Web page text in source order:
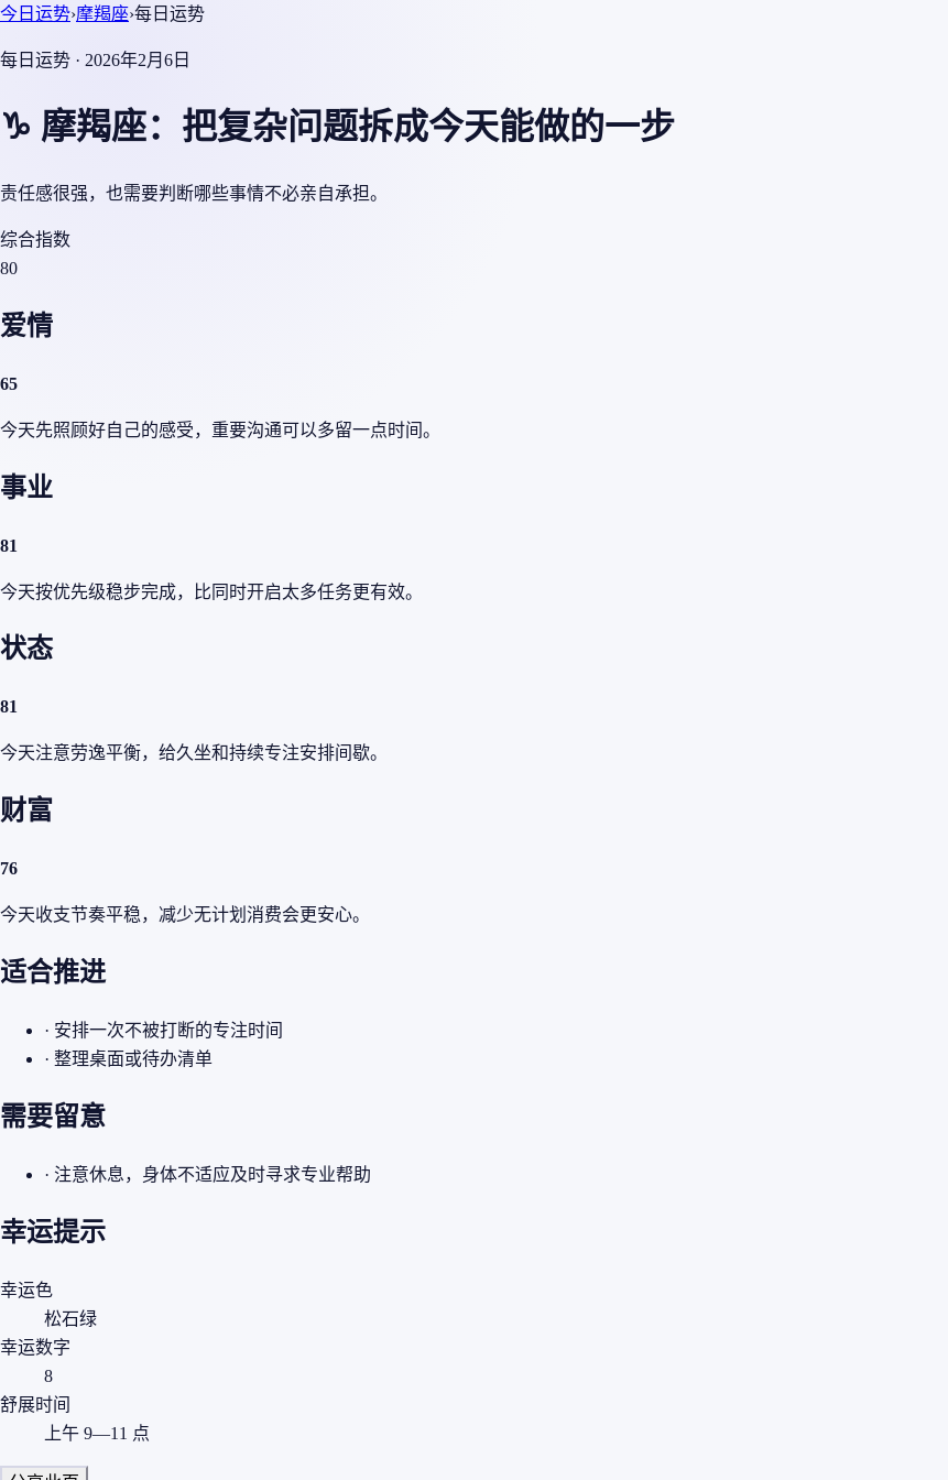
今日运势›摩羯座›每日运势
每日运势 · 2026年2月6日
♑ 摩羯座：把复杂问题拆成今天能做的一步
责任感很强，也需要判断哪些事情不必亲自承担。
综合指数
80
爱情
65
今天先照顾好自己的感受，重要沟通可以多留一点时间。
事业
81
今天按优先级稳步完成，比同时开启太多任务更有效。
状态
81
今天注意劳逸平衡，给久坐和持续专注安排间歇。
财富
76
今天收支节奏平稳，减少无计划消费会更安心。
适合推进
· 安排一次不被打断的专注时间
· 整理桌面或待办清单
需要留意
· 注意休息，身体不适应及时寻求专业帮助
幸运提示
幸运色
松石绿
幸运数字
8
舒展时间
上午 9—11 点